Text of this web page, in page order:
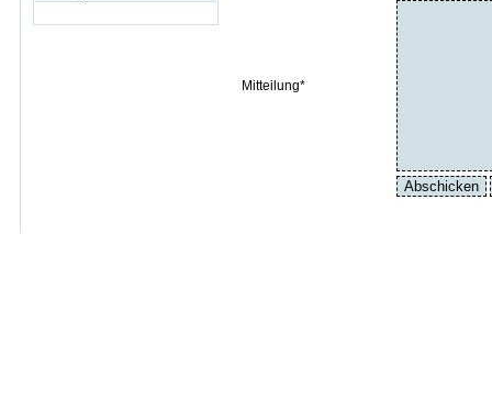
Mitteilung*